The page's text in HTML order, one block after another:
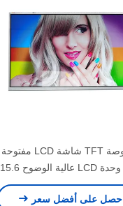
14 بوصة TFT شاشة LCD مفتوحة
النوع وحدة LCD عالية الوضوح 15.6
بوصة 1000cd / m2
احصل على أفضل سعر